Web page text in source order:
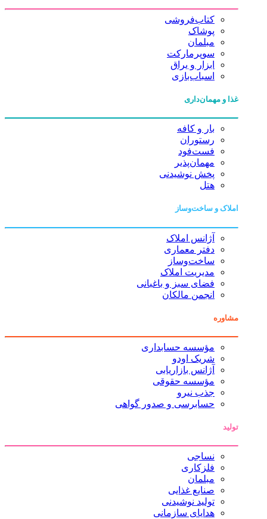
کتاب‌فروشی
پوشاک
مبلمان
سوپرمارکت
ابزار و یراق
اسباب‌بازی
غذا و مهمان‌داری
بار و کافه
رستوران
فست‌فود
مهمان‌پذیر
پخش نوشیدنی
هتل
املاک و ساخت‌وساز
آژانس املاک
دفتر معماری
ساخت‌وساز
مدیریت املاک
فضای سبز و باغبانی
انجمن مالکان
مشاوره
مؤسسه حسابداری
شریک اودو
آژانس بازاریابی
مؤسسه حقوقی
جذب نیرو
حسابرسی و صدور گواهی
تولید
نساجی
فلزکاری
مبلمان
صنایع غذایی
تولید نوشیدنی
هدایای سازمانی